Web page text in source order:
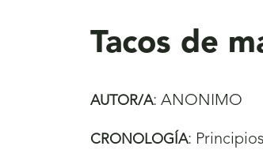
Tacos de
AUTOR/A: ANONIMO
CRONOLOGÍA: